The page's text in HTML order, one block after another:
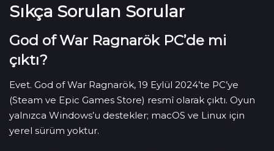
Sıkça Sorulan Sorular
God of War Ragnarök PC’de mi
çıktı?
Evet. God of War Ragnarök, 19 Eylül 2024’te PC’ye
(Steam ve Epic Games Store) resmî olarak çıktı. Oyun
yalnızca Windows’u destekler; macOS ve Linux için
yerel sürüm yoktur.